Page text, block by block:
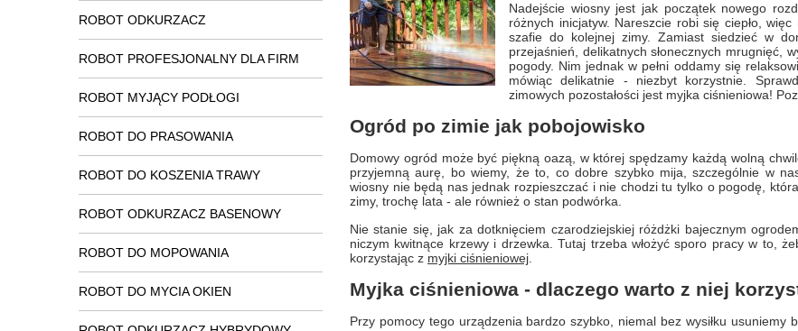
ROBOT ODKURZACZ
ROBOT PROFESJONALNY DLA FIRM
ROBOT MYJĄCY PODŁOGI
ROBOT DO PRASOWANIA
ROBOT DO KOSZENIA TRAWY
ROBOT ODKURZACZ BASENOWY
ROBOT DO MOPOWANIA
ROBOT DO MYCIA OKIEN
Nadejście wiosny jest jak początek nowego
różnych inicjatyw. Nareszcie robi się ciepło,
szafie do kolejnej zimy. Zamiast siedzieć w
przejaśnień, delikatnych słonecznych mrugnięć,
pogody. Nim jednak w pełni oddamy się
mówiąc delikatnie - niezbyt korzystnie.
zimowych pozostałości jest myjka ciśnieniowa!
Ogród po zimie jak pobojowisko
Domowy ogród może być piękną oazą, w której spędzamy każdą wolną
przyjemną aurę, bo wiemy, że to, co dobre szybko mija, szczególnie w
wiosny nie będą nas jednak rozpieszczać i nie chodzi tu tylko o pogodę,
zimy, trochę lata - ale również o stan podwórka.
Nie stanie się, jak za dotknięciem czarodziejskiej różdżki bajecznym
niczym kwitnące krzewy i drzewka. Tutaj trzeba włożyć sporo pracy w to,
korzystając z myjki ciśnieniowej
Myjka ciśnieniowa - dlaczego warto z niej
Przy pomocy tego urządzenia bardzo szybko, niemal bez wysiłku